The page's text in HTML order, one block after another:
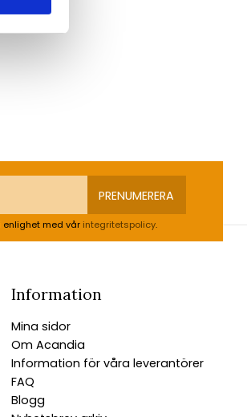
PRENUMERERA
med vår integritetspolicy.
Information
Mina sidor
Om Acandia
Information för våra leverantörer
FAQ
Blogg